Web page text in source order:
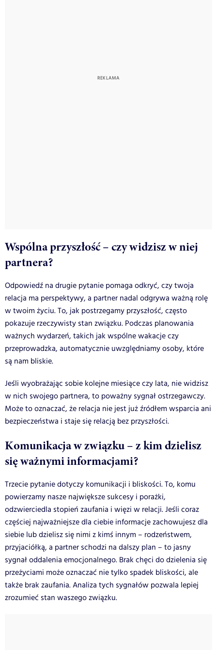
Wspólna przyszłość – czy widzisz w niej
partnera?
Odpowiedź na drugie pytanie pomaga odkryć, czy twoja
relacja ma perspektywy, a partner nadal odgrywa ważną rolę
w twoim życiu. To, jak postrzegamy przyszłość, często
pokazuje rzeczywisty stan związku. Podczas planowania
ważnych wydarzeń, takich jak wspólne wakacje czy
przeprowadzka, automatycznie uwzględniamy osoby, które
są nam bliskie.
Jeśli wyobrażając sobie kolejne miesiące czy lata, nie widzisz
w nich swojego partnera, to poważny sygnał ostrzegawczy.
Może to oznaczać, że relacja nie jest już źródłem wsparcia ani
bezpieczeństwa i staje się relacją bez przyszłości.
Komunikacja w związku – z kim dzielisz
się ważnymi informacjami?
Trzecie pytanie dotyczy komunikacji i bliskości. To, komu
powierzamy nasze największe sukcesy i porażki,
odzwierciedla stopień zaufania i więzi w relacji. Jeśli coraz
częściej najważniejsze dla ciebie informacje zachowujesz dla
siebie lub dzielisz się nimi z kimś innym – rodzeństwem,
przyjaciółką, a partner schodzi na dalszy plan – to jasny
sygnał oddalenia emocjonalnego. Brak chęci do dzielenia się
przeżyciami może oznaczać nie tylko spadek bliskości, ale
także brak zaufania. Analiza tych sygnałów pozwala lepiej
zrozumieć stan waszego związku.